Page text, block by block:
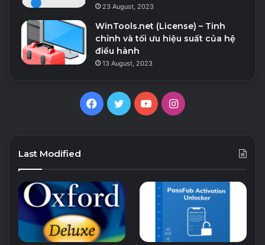
23 August, 2023
WinTools.net (License) – Tinh
chỉnh và tối ưu hiệu suất của hệ
điều hành
13 August, 2023
Facebook
TwitterYouTubeInstagram
Last Modified